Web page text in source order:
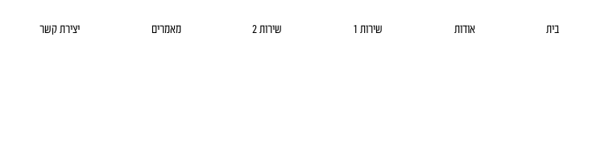
בית אודות שירות 1 שירות 2 מאמרים יצירת קשר